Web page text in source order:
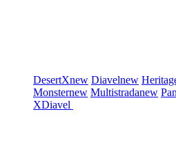
DesertXnew Diavelnew
Monsternew Multistradanew
XDiavel